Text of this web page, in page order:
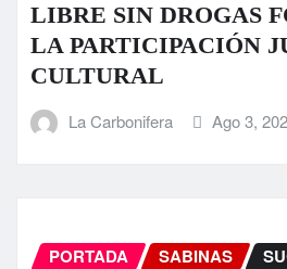
LIBRE SIN DROGAS
LA PARTICIPACIÓN
CULTURAL
La Carbonifera Ago 3,
PORTADA SABINAS